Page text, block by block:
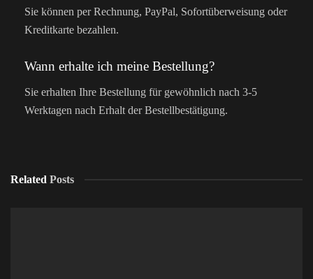
Sie können per Rechnung, PayPal, Sofortüberweisung oder
Kreditkarte bezahlen.
Wann erhalte ich meine Bestellung?
Sie erhalten Ihre Bestellung für gewöhnlich nach 3-5
Werktagen nach Erhalt der Bestellbestätigung.
Related Posts